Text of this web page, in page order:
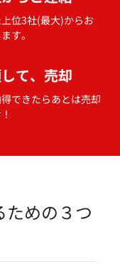
位3社(最大)からお
す。
て、売却
できたらあとは売却
めの３つ